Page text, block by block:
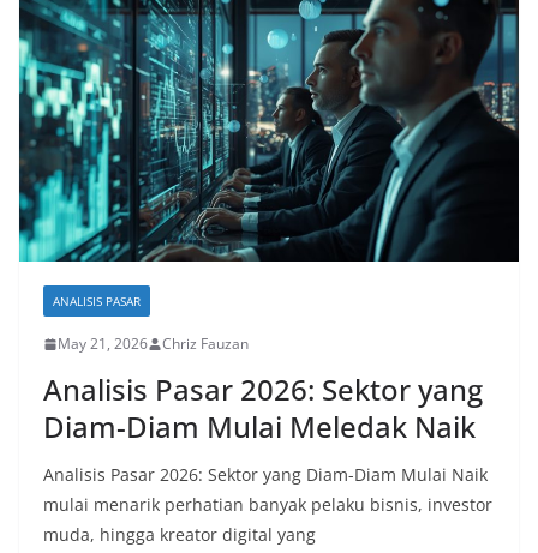
ANALISIS PASAR
May 21, 2026 Chriz Fauzan
Analisis Pasar 2026: Sektor yang
Diam-Diam Mulai Meledak Naik
Analisis Pasar 2026: Sektor yang Diam-Diam Mulai Naik
mulai menarik perhatian banyak pelaku bisnis, investor
muda, hingga kreator digital yang